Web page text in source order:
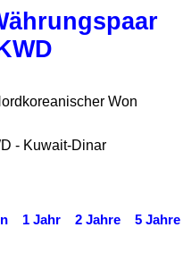
Won
- Kuwait-Dinar
1 Jahr 2 Jahre 5 Jahre